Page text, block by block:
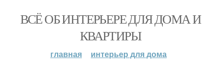
ВСЁ ОБ ИНТЕРЬЕРЕ ДЛЯ ДОМА И
КВАРТИРЫ
главная
интерьер для дома